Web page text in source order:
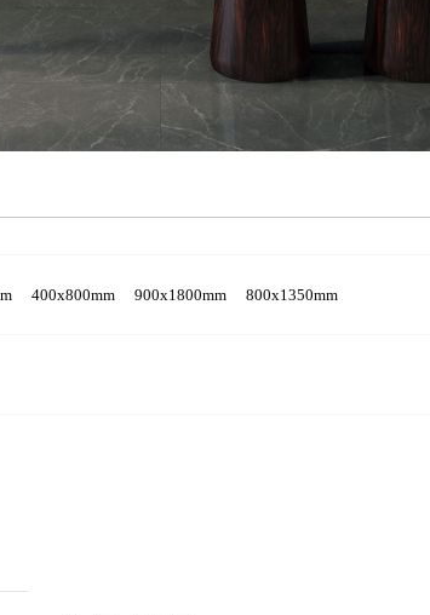
400x800mm 900x1800mm 800x1350mm